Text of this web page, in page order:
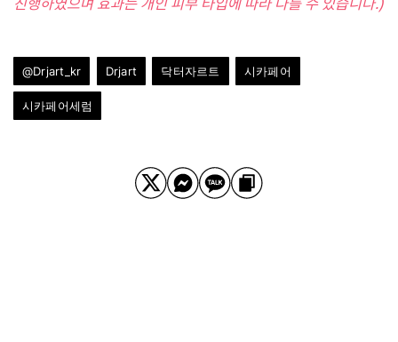
진행하였으며 효과는 개인 피부 타입에 따라 다를 수 있습니다.)
@Drjart_kr Drjart 닥터자르트 시카페어
시카페어세럼